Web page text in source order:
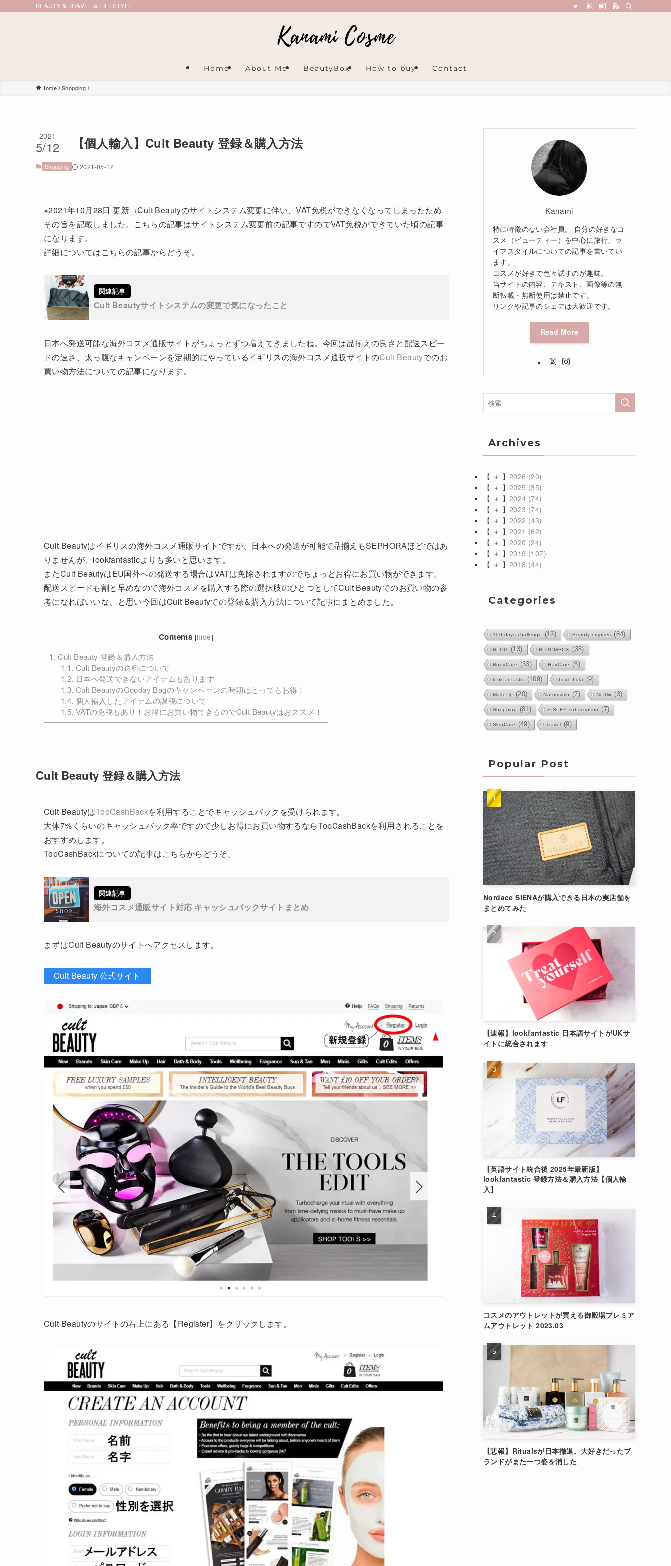
BEAUTY & TRAVEL & LIFESTYLE
Home About Me BeautyBox How to buy Contact
Home Shopping
【個人輸入】Cult Beauty 登録＆購入方法
2021
5/12
Shopping 2021-05-12
※2021年10月28日 更新→Cult Beautyのサイトシステム変更に伴い、VAT免税ができなくなってしまったため
その旨を記載しました。こちらの記事はサイトシステム変更前の記事ですのでVAT免税ができていた頃の記事
になります。
詳細についてはこちらの記事からどうぞ。
Cult Beautyサイトシステムの変更で気になったこと
日本へ発送可能な海外コスメ通販サイトがちょっとずつ増えてきましたね。今回は品揃えの良さと配送スピー
ドの速さ、太っ腹なキャンペーンを定期的にやっているイギリスの海外コスメ通販サイトのCult Beautyでのお
買い物方法についての記事になります。
Cult Beautyはイギリスの海外コスメ通販サイトですが、日本への発送が可能で品揃えもSEPHORAほどではあ
りませんが、lookfantasticよりも多いと思います。
またCult BeautyはEU国外への発送する場合はVATは免除されますのでちょっとお得にお買い物ができます。
配送スピードも割と早めなので海外コスメを購入する際の選択肢のひとつとしてCult Beautyでのお買い物の参
考になればいいな、と思い今回はCult Beautyでの登録＆購入方法について記事にまとめました。
Contents [hide]
1. Cult Beauty 登録＆購入方法
1.1. Cult Beautyの送料について
1.2. 日本へ発送できないアイテムもあります
1.3. Cult BeautyのGooday Bagのキャンペーンの時期はとってもお得！
1.4. 個人輸入したアイテムの課税について
1.5. VATの免税もあり！お得にお買い物できるのでCult Beautyはおススメ！
Cult Beauty 登録＆購入方法
Cult BeautyはTopCashBackを利用することでキャッシュバックを受けられます。
大体7%くらいのキャッシュバック率ですので少しお得にお買い物するならTopCashBackを利用されることを
おすすめします。
TopCashBackについての記事はこちらからどうぞ。
海外コスメ通販サイト対応 キャッシュバックサイトまとめ
まずはCult Beautyのサイトへアクセスします。
Cult Beauty 公式サイト
Cult Beautyのサイトの右上にある【Register】をクリックします。
Kanami
特に特徴のない会社員。 自分の好きなコ
スメ（ビューティー）を中心に旅行、ラ
イフスタイルについての記事を書いてい
ます。
コスメが好きで色々試すのが趣味。
当サイトの内容、テキスト、画像等の無
断転載・無断使用は禁止です。
リンクや記事のシェアは大歓迎です。
Read More
Archives
【 ＋ 】 2026 (20)
【 ＋ 】 2025 (35)
【 ＋ 】 2024 (74)
【 ＋ 】 2023 (74)
【 ＋ 】 2022 (43)
【 ＋ 】 2021 (62)
【 ＋ 】 2020 (24)
【 ＋ 】 2019 (107)
【 ＋ 】 2018 (44)
Categories
100 days challenge (13) Beauty empties (84)
BLOG (13) BLOOMBOX (38)
BodyCare (33) HairCare (8)
lookfantastic (109) Love Lula (9)
MakeUp (20) Naturisimo (7) Netflix (3)
Shopping (81) SISLEY subscription (7)
SkinCare (49) Travel (9)
Popular Post
Nordace SIENAが購入できる日本の実店舗を
まとめてみた
【速報】lookfantastic 日本語サイトがUKサ
イトに統合されます
【英語サイト統合後 2025年最新版】
lookfantastic 登録方法＆購入方法【個人輸
入】
コスメのアウトレットが買える御殿場プレミア
ムアウトレット 2023.03
【悲報】Ritualsが日本撤退。大好きだったブ
ランドがまた一つ姿を消した